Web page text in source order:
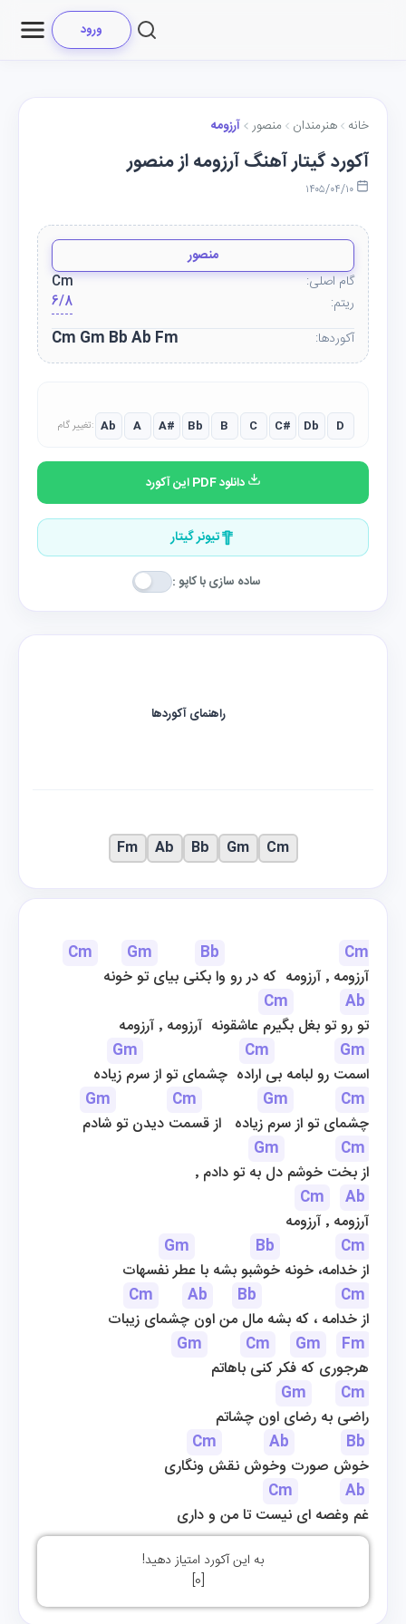
ورود
خانه هنرمندان منصور آرزومه
آکورد گیتار آهنگ آرزومه از منصور
منصور
گام اصلی:
Cm
ریتم:
6/8
آکوردها:
Cm Gm Bb Ab Fm
تغییر گام: Ab A A# Bb B C C# Db D
دانلود PDF این آکورد
تیونر گیتار
ساده سازی با کاپو :
Cm Gm Bb
Cm
آرزومه ٬ آرزومه  که در رو وا بکنی بیای تو خونه
Cm
Ab
تو رو تو بغل بگیرم عاشقونه  آرزومه ٬ آرزومه
Gm
Cm
Gm
اسمت رو لبامه بی اراده  چشمای تو از سرم زیاده
Gm
Cm Gm
Cm
چشمای تو از سرم زیاده   از قسمت دیدن تو شادم
Gm
Cm
از بخت خوشم دل به تو دادم ٬
Cm
Ab
آرزومه ٬ آرزومه
Gm
Bb
Cm
از خدامه، خونه خوشبو بشه با عطر نفسهات
Cm
Ab Bb
Cm
از خدامه ، که بشه مال من اون چشمای زیبات
Gm
Cm Gm
Fm
هرجوری که فکر کنی باهاتم
Gm
Cm
راضی به رضای اون چشاتم
Cm
Ab
Bb
خوش صورت وخوش نقش ونگاری
Cm
Ab
غم وغصه ای نیست تا من و داری
به این آکورد امتیاز دهید!
[
0
]
راهنمای آکوردها
Cm
Gm
Bb
Ab
Fm